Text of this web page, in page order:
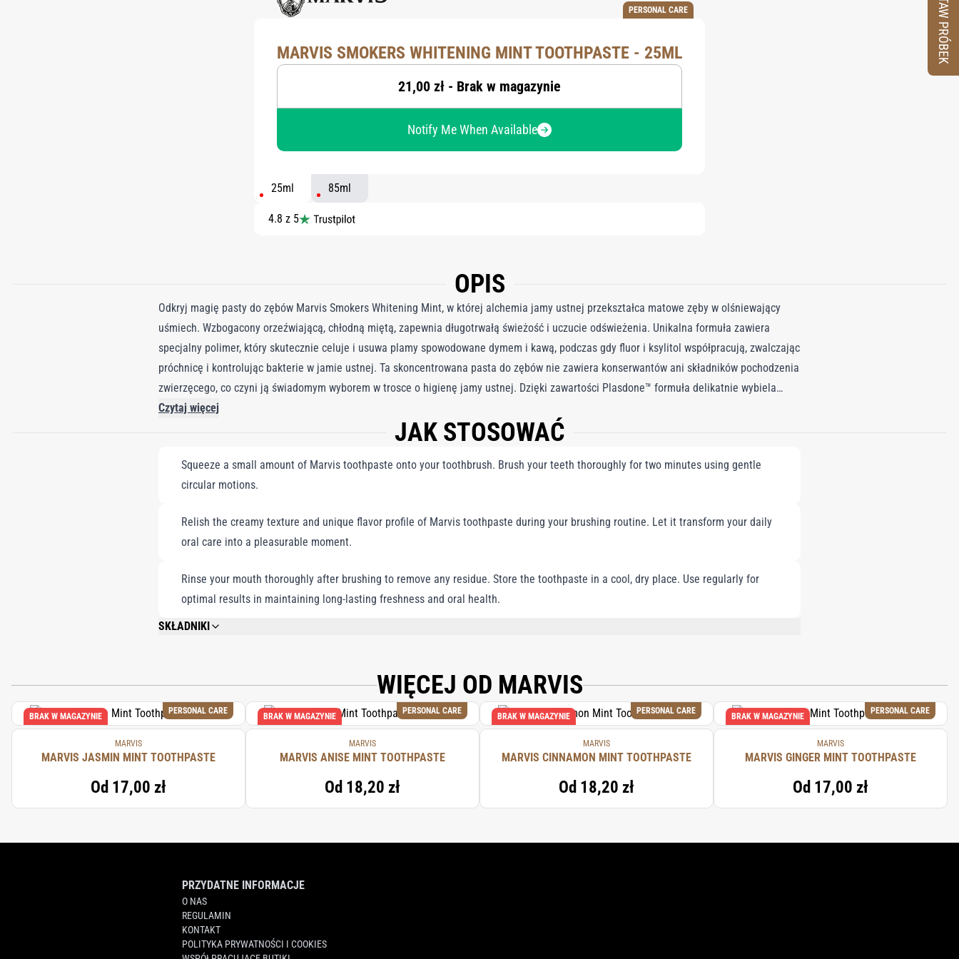
PERSONAL CARE
MARVIS SMOKERS WHITENING MINT TOOTHPASTE - 25ML
21,00 zł - Brak w magazynie
Notify Me When Available
25ml 85ml
4.8 z 5
OPIS
Odkryj magię pasty do zębów Marvis Smokers Whitening Mint, w której alchemia jamy ustnej przekształca matowe zęby w olśniewający
uśmiech. Wzbogacony orzeźwiającą, chłodną miętą, zapewnia długotrwałą świeżość i uczucie odświeżenia. Unikalna formuła zawiera
specjalny polimer, który skutecznie celuje i usuwa plamy spowodowane dymem i kawą, podczas gdy fluor i ksylitol współpracują, zwalczając
próchnicę i kontrolując bakterie w jamie ustnej. Ta skoncentrowana pasta do zębów nie zawiera konserwantów ani składników pochodzenia
zwierzęcego, co czyni ją świadomym wyborem w trosce o higienę jamy ustnej. Dzięki zawartości Plasdone™ formuła delikatnie wybiela
zęby, nie powodując podrażnień i erozji szkliwa. Wykorzystaj moc Marvisa, aby uzyskać promienny uśmiech, szczerząc pewność siebie i
miętową świeżość przez cały dzień. Wzbogacony chłodną miętą dla trwałej świeżości Usuwa plamy z dymu i kawy i usuwa je Nie zawiera
Czytaj więcej
JAK STOSOWAĆ
Squeeze a small amount of Marvis toothpaste onto your toothbrush. Brush your teeth thoroughly for two minutes using gentle
circular motions.
Relish the creamy texture and unique flavor profile of Marvis toothpaste during your brushing routine. Let it transform your daily
oral care into a pleasurable moment.
Rinse your mouth thoroughly after brushing to remove any residue. Store the toothpaste in a cool, dry place. Use regularly for
optimal results in maintaining long-lasting freshness and oral health.
SKŁADNIKI
WIĘCEJ OD MARVIS
PERSONAL CARE
BRAK W MAGAZYNIE
MARVIS
MARVIS JASMIN MINT TOOTHPASTE
Od 17,00 zł
PERSONAL CARE
BRAK W MAGAZYNIE
MARVIS
MARVIS ANISE MINT TOOTHPASTE
Od 18,20 zł
PERSONAL CARE
BRAK W MAGAZYNIE
MARVIS
MARVIS CINNAMON MINT TOOTHPASTE
Od 18,20 zł
PERSONAL CARE
BRAK W MAGAZYNIE
MARVIS
MARVIS GINGER MINT TOOTHPASTE
Od 17,00 zł
PRZYDATNE INFORMACJE
O NAS
REGULAMIN
KONTAKT
POLITYKA PRYWATNOŚCI I COOKIES
ZESTAW PRÓBEK